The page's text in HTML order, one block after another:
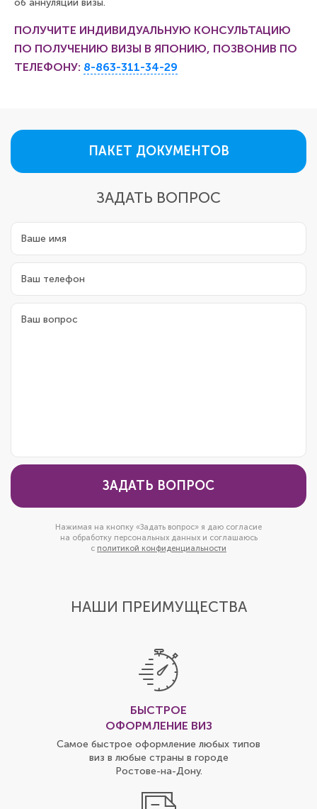
об аннуляции визы.
ПОЛУЧИТЕ ИНДИВИДУАЛЬНУЮ КОНСУЛЬТАЦИЮ
ПО ПОЛУЧЕНИЮ ВИЗЫ В ЯПОНИЮ, ПОЗВОНИВ ПО
ТЕЛЕФОНУ: 8-863-311-34-29
ПАКЕТ ДОКУМЕНТОВ
ЗАДАТЬ ВОПРОС
ЗАДАТЬ ВОПРОС
Нажимая на кнопку «Задать вопрос» я даю согласие
на обработку персональных данных и соглашаюсь
с политикой конфиденциальности
НАШИ ПРЕИМУЩЕСТВА
БЫСТРОЕ
ОФОРМЛЕНИЕ ВИЗ
Самое быстрое оформление любых типов
виз в любые страны в городе
Ростове-на-Дону.